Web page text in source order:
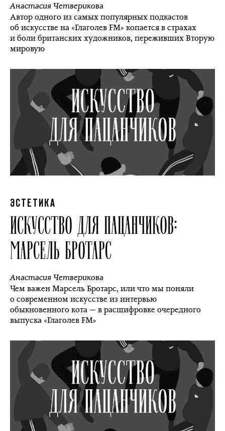
Анастасия Четверикова
Автор одного из самых популярных подкастов
об искусстве на «Глаголев FM» копается в страхах
и боли британских художников, переживших Вторую
мировую
ЭСТЕТИКА
ИСКУССТВО ДЛЯ ПАЦАНЧИКОВ:
МАРСЕЛЬ БРОТАРС
Анастасия Четверикова
Чем важен Марсель Бротарс, или что мы поняли
о современном искусстве из интервью
обыкновенного кота — в расшифровке очередного
выпуска «Глаголев FM»